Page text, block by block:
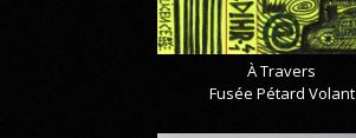
À Travers
Fusée Pétard Volant